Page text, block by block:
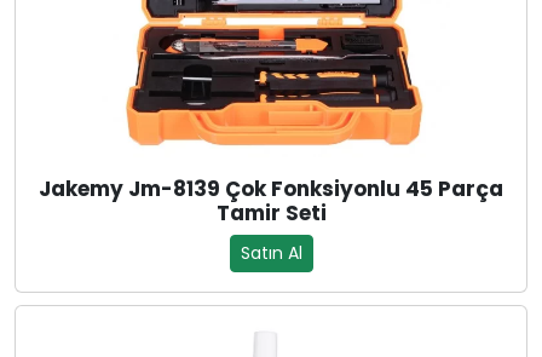
Jakemy Jm-8139 Çok Fonksiyonlu 45 Parça
Tamir Seti
Satın Al